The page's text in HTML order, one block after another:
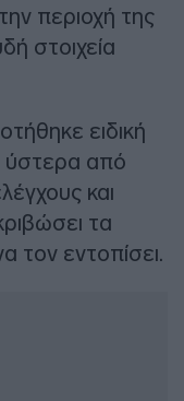
περιοχή της
στοιχεία
ειδική
ύστερα από
και
τα
τον εντοπίσει.